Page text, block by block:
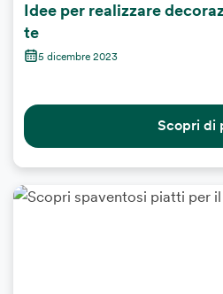
Idee per realizzare
te
5 dicembre 2023
Scopri di